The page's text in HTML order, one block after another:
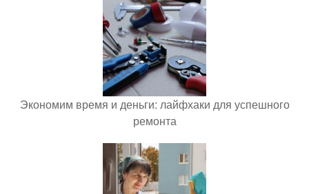
Экономим время и деньги: лайфхаки для успешного
ремонта